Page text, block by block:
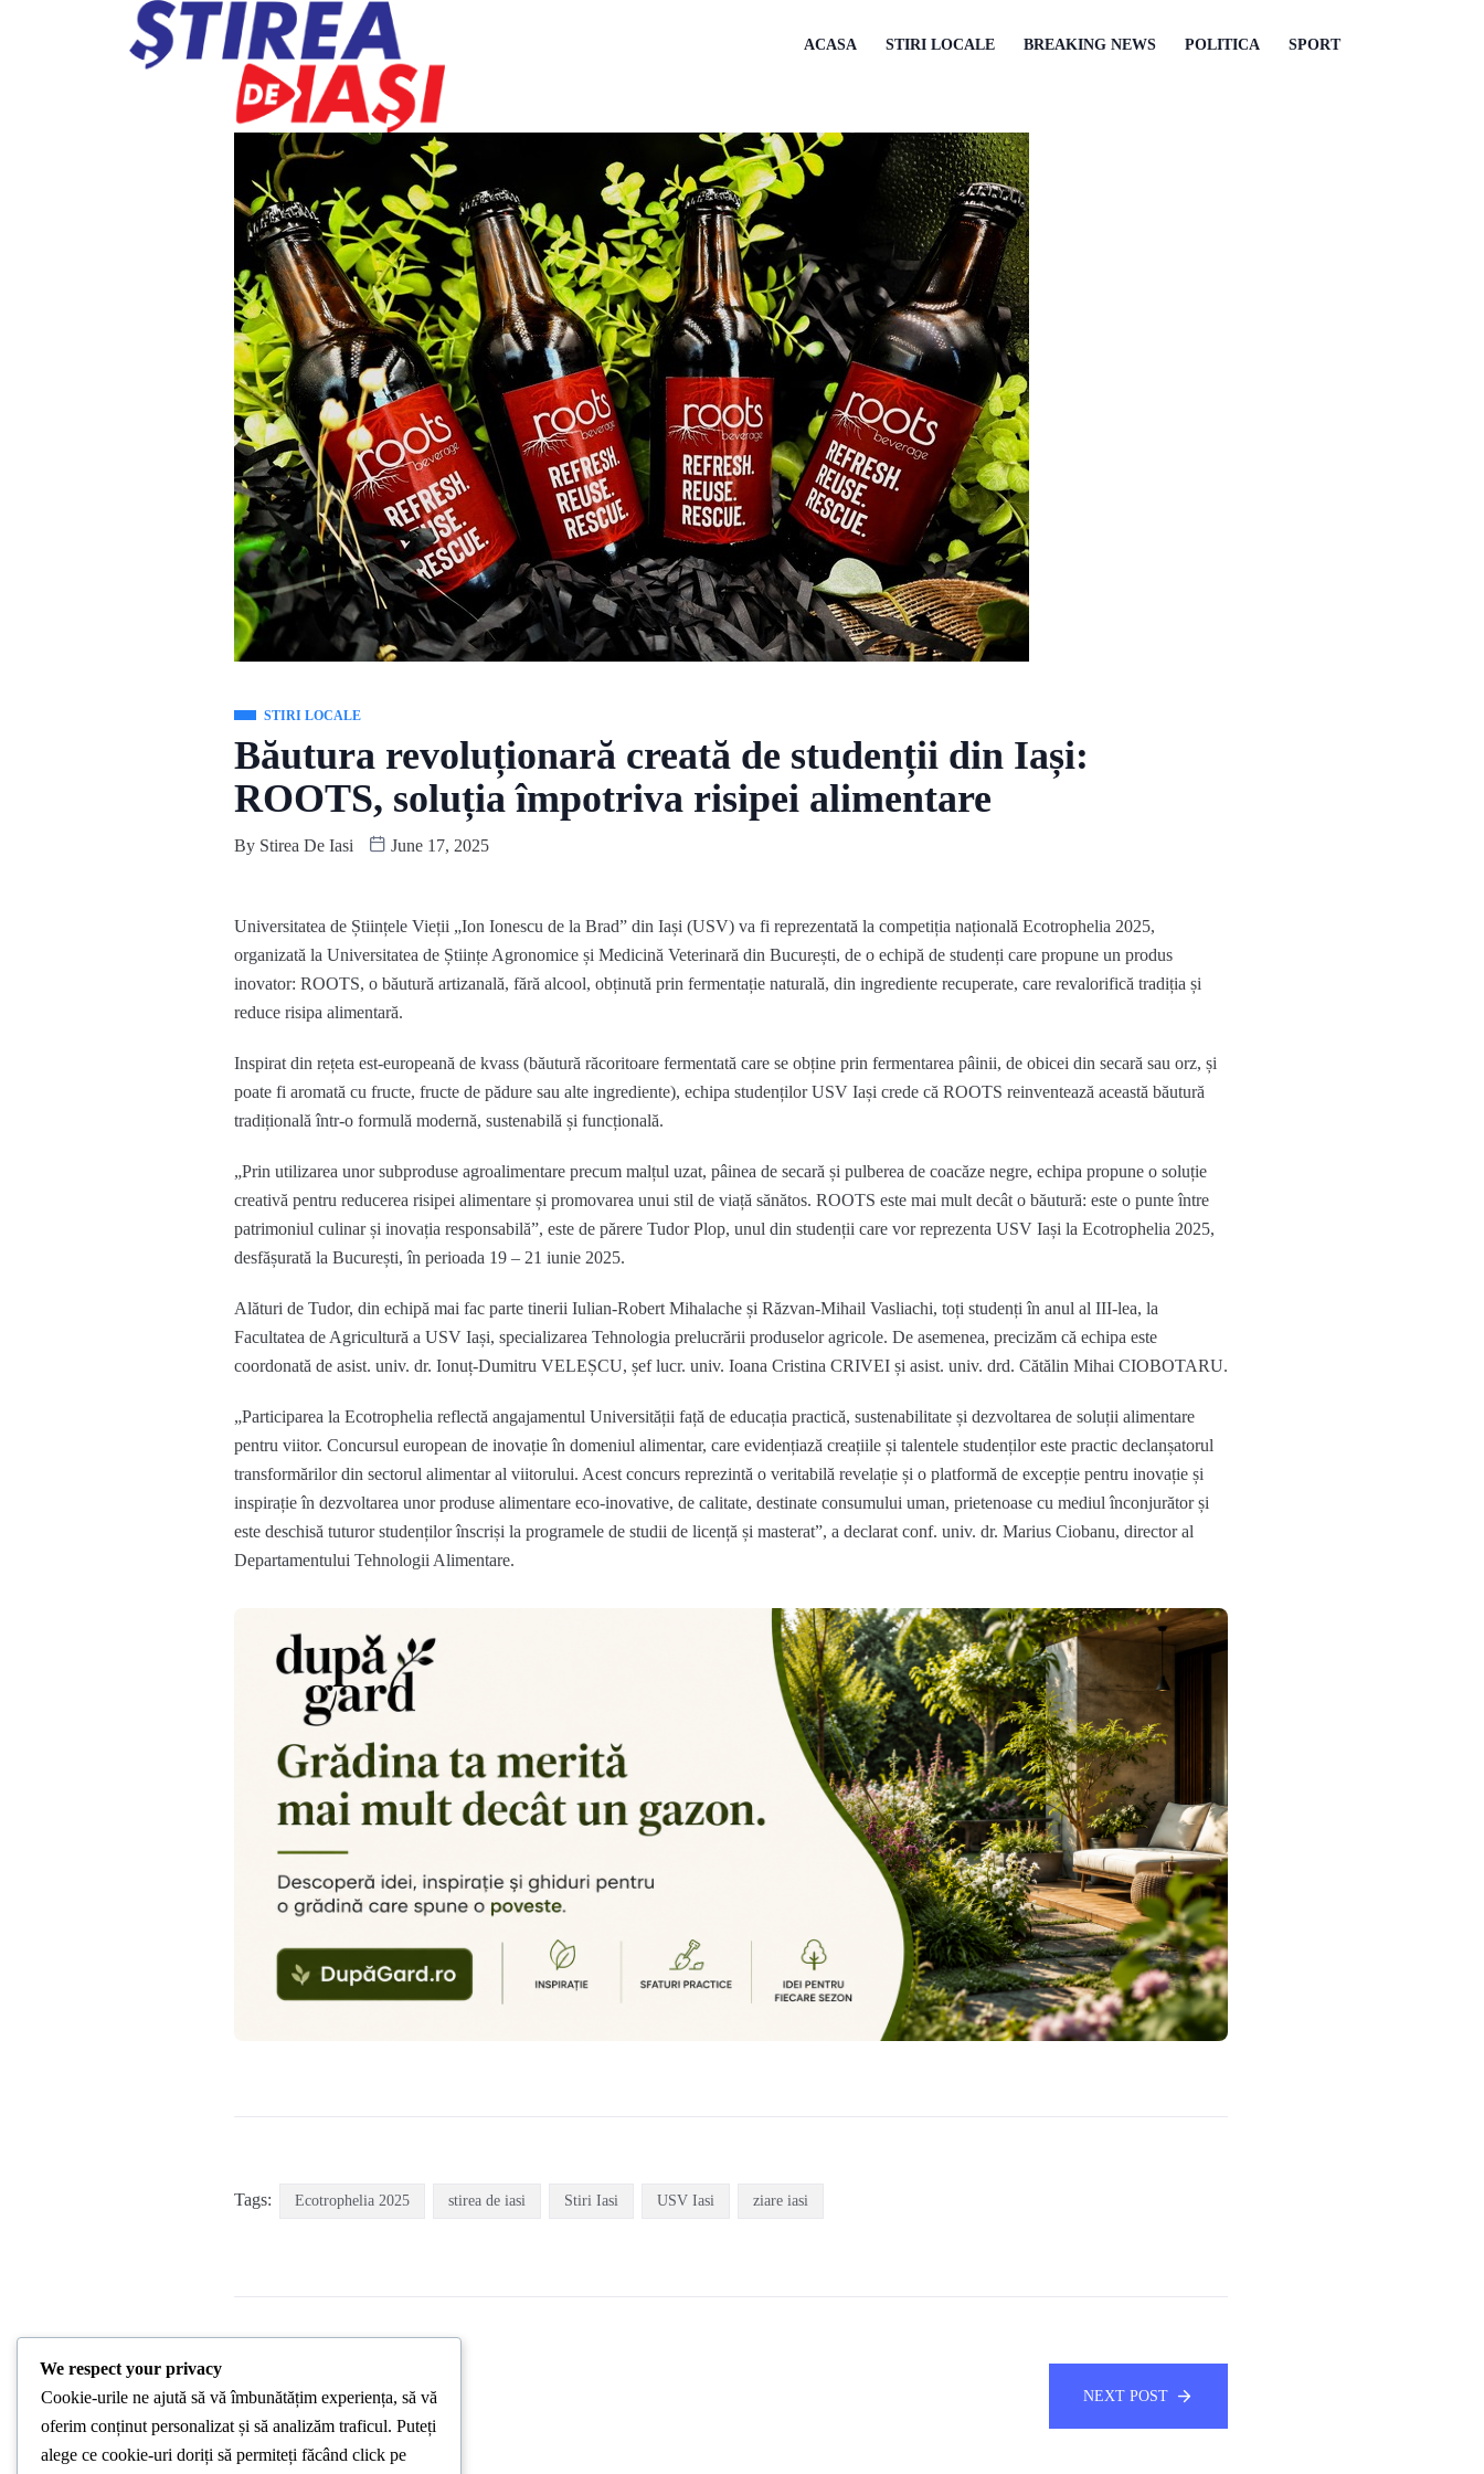
ACASA STIRI LOCALE BREAKING NEWS POLITICA SPORT
STIRI LOCALE
Băutura revoluționară creată de studenții din Iași:
ROOTS, soluția împotriva risipei alimentare
By Stirea De Iasi June 17, 2025
Universitatea de Științele Vieții „Ion Ionescu de la Brad” din Iași (USV) va fi reprezentată la competiția națională Ecotrophelia 2025,
organizată la Universitatea de Științe Agronomice și Medicină Veterinară din București, de o echipă de studenți care propune un produs
inovator: ROOTS, o băutură artizanală, fără alcool, obținută prin fermentație naturală, din ingrediente recuperate, care revalorifică tradiția și
reduce risipa alimentară.
Inspirat din rețeta est-europeană de kvass (băutură răcoritoare fermentată care se obține prin fermentarea pâinii, de obicei din secară sau orz, și
poate fi aromată cu fructe, fructe de pădure sau alte ingrediente), echipa studenților USV Iași crede că ROOTS reinventează această băutură
tradițională într-o formulă modernă, sustenabilă și funcțională.
„Prin utilizarea unor subproduse agroalimentare precum malțul uzat, pâinea de secară și pulberea de coacăze negre, echipa propune o soluție
creativă pentru reducerea risipei alimentare și promovarea unui stil de viață sănătos. ROOTS este mai mult decât o băutură: este o punte între
patrimoniul culinar și inovația responsabilă”, este de părere Tudor Plop, unul din studenții care vor reprezenta USV Iași la Ecotrophelia 2025,
desfășurată la București, în perioada 19 – 21 iunie 2025.
Alături de Tudor, din echipă mai fac parte tinerii Iulian-Robert Mihalache și Răzvan-Mihail Vasliachi, toți studențiîn anul al III-lea, la
Facultatea de Agricultură a USV Iași, specializarea Tehnologia prelucrării produselor agricole. De asemenea, precizăm că echipa este
coordonată de asist. univ. dr. Ionuț-Dumitru VELEȘCU, șef lucr. univ. Ioana Cristina CRIVEI și asist. univ. drd. Cătălin Mihai CIOBOTARU.
„Participarea la Ecotrophelia reflectă angajamentul Universității față de educația practică, sustenabilitate și dezvoltarea de soluții alimentare
pentru viitor. Concursul european de inovație în domeniul alimentar, care evidențiază creațiile și talentele studenților este practic declanșatorul
transformărilor din sectorul alimentar al viitorului. Acest concurs reprezintă o veritabilă revelație și o platformă de excepție pentru inovație și
inspirație în dezvoltarea unor produse alimentare eco-inovative, de calitate, destinate consumului uman, prietenoase cu mediul înconjurător și
este deschisă tuturor studenților înscriși la programele de studii de licență și masterat”, a declarat conf. univ. dr. Marius Ciobanu, directoral
Departamentului Tehnologii Alimentare.
Tags: Ecotrophelia 2025 stirea de iasi Stiri Iasi USV Iasi ziare iasi
PREVIOUS POST NEXT POST
We respect your privacy
Cookie-urile ne ajută să vă îmbunătățim experiența, să vă
oferim conținut personalizat și să analizăm traficul. Puteți
alege ce cookie-uri doriți să permiteți făcând click pe